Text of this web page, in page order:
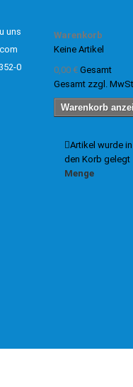
uns
0
Warenkorb
Keine Artikel
0,00 € Gesamt
Gesamt zzgl.
Warenkorb
Artikel wurde in
den Korb gelegt
Menge